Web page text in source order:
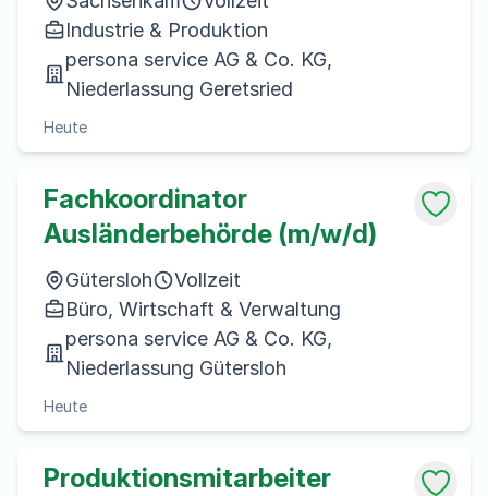
Industrie & Produktion
persona service AG & Co. KG,
Niederlassung Geretsried
Heute
Fachkoordinator
Ausländerbehörde (m/w/d)
Gütersloh
Vollzeit
Büro, Wirtschaft & Verwaltung
persona service AG & Co. KG,
Niederlassung Gütersloh
Heute
Produktionsmitarbeiter